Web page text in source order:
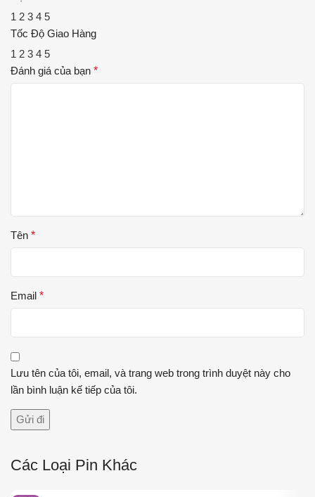
1 2 3 4 5
Tốc Độ Giao Hàng
1 2 3 4 5
Đánh giá của bạn *
Tên *
Email *
Lưu tên của tôi, email, và trang web trong trình duyệt này cho
lần bình luận kế tiếp của tôi.
Các Loại Pin Khác